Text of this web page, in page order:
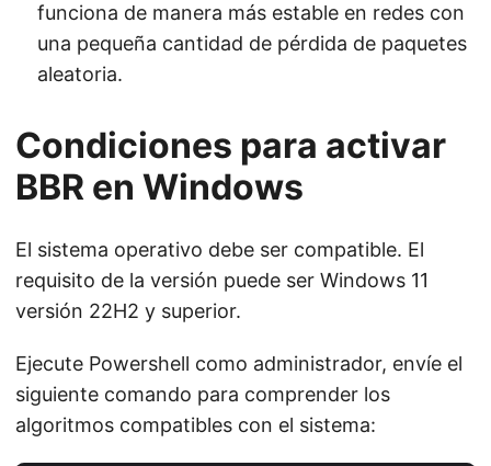
funciona de manera más estable en redes con
una pequeña cantidad de pérdida de paquetes
aleatoria.
Condiciones para activar
BBR en Windows
El sistema operativo debe ser compatible. El
requisito de la versión puede ser Windows 11
versión 22H2 y superior.
Ejecute Powershell como administrador, envíe el
siguiente comando para comprender los
algoritmos compatibles con el sistema: